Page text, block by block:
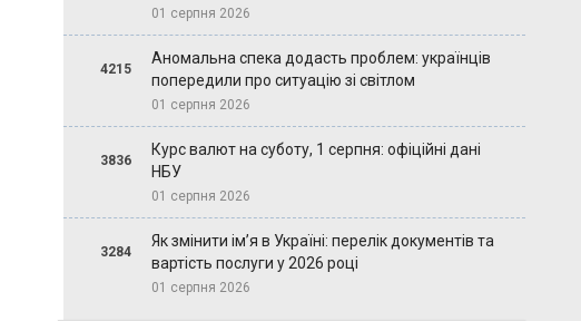
01 серпня 2026
4215
Аномальна спека додасть проблем: українців
попередили про ситуацію зі світлом
01 серпня 2026
3836
Курс валют на суботу, 1 серпня: офіційні дані
НБУ
01 серпня 2026
3284
Як змінити ім’я в Україні: перелік документів та
вартість послуги у 2026 році
01 серпня 2026